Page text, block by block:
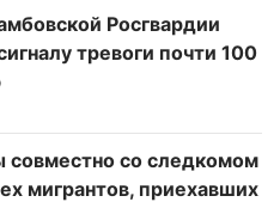
Росгвардии
тревоги почти 100
совместно со следкомом
мигрантов, приехавших